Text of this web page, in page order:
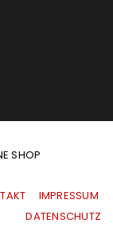
SHOP
IMPRESSUM
|DATENSCHUTZ